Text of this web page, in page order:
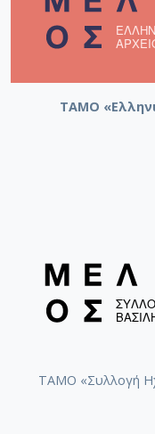
ΤΑΜΟ
ΤΑΜΟ «Συλλογή